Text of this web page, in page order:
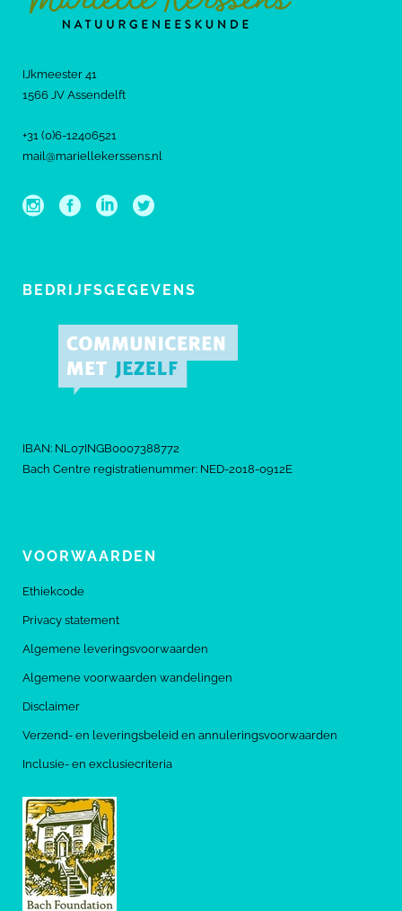
IJkmeester 41
1566 JV Assendelft
+31 (0)6-12406521
mail@mariellekerssens.nl
BEDRIJFSGEGEVENS
IBAN: NL07INGB0007388772
Bach Centre registratienummer: NED-2018-0912E
VOORWAARDEN
Ethiekcode
Privacy statement
Algemene leveringsvoorwaarden
Algemene voorwaarden wandelingen
Disclaimer
Verzend- en leveringsbeleid en annuleringsvoorwaarden
Inclusie- en exclusiecriteria